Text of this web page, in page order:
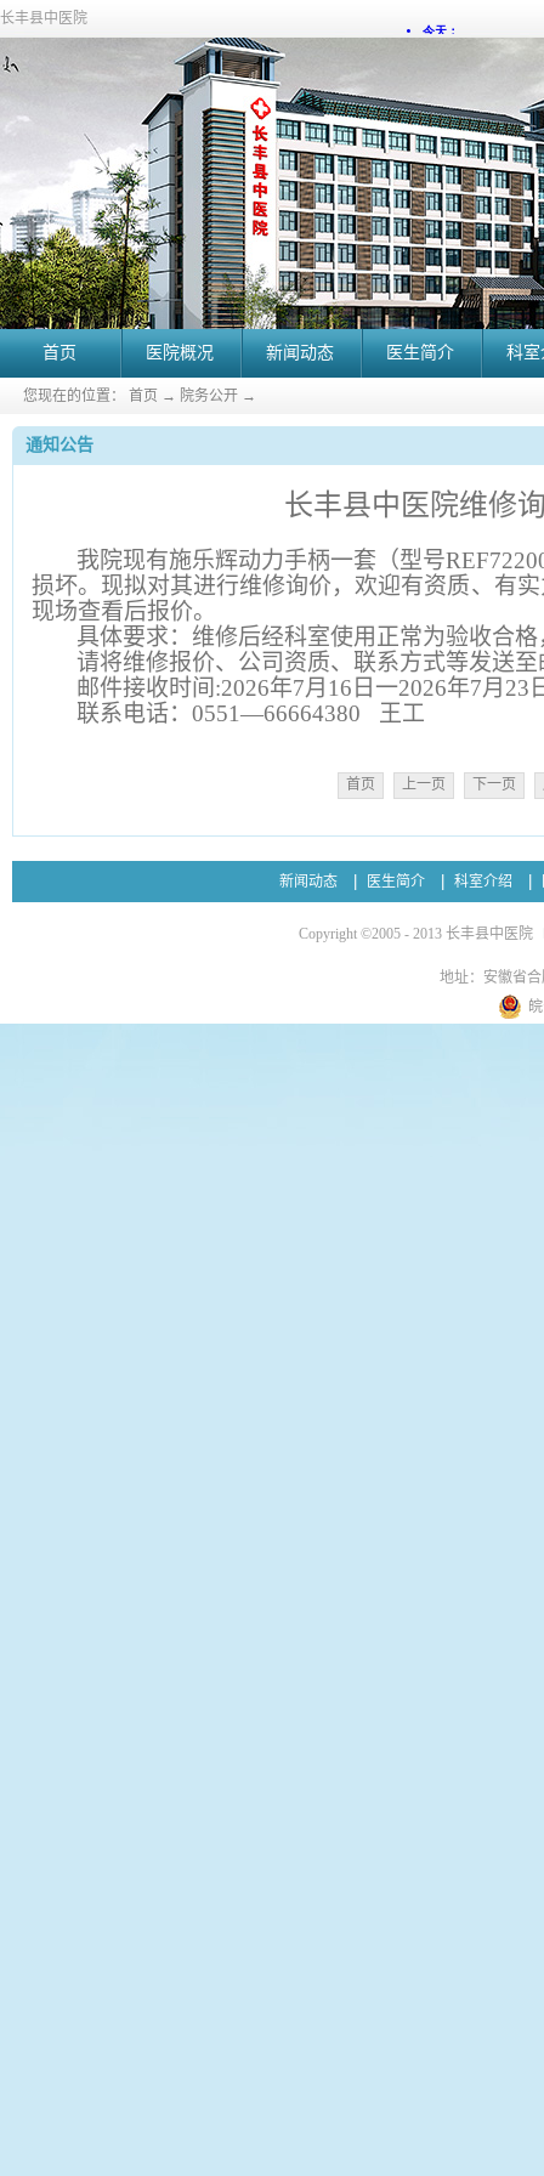
长丰县中医院
首页 医院概况 新闻动态 医生简介 科
您现在的位置： 首页 → 院务公开 →
通知公告
长丰县中医院维修
我院现有施乐辉动力手柄一套（型号
损坏。现拟对其进行维修询价，欢迎有资质、有
现场查看后报价。
具体要求：维修后经科室使用正常为验收合
请将维修报价、公司资质、联系方式等发送至
邮件接收时间:2026年7月16日一2026年7月23
联系电话：0551—66664380 王工
首页 上一页 下一页
新闻动态 医生简介 科室介绍
Copyright ©2005 - 2013 长丰县中医院
地址：安徽省